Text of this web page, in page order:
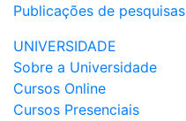
Publicações de pesquisas
UNIVERSIDADE
Sobre a Universidade
Cursos Online
Cursos Presenciais